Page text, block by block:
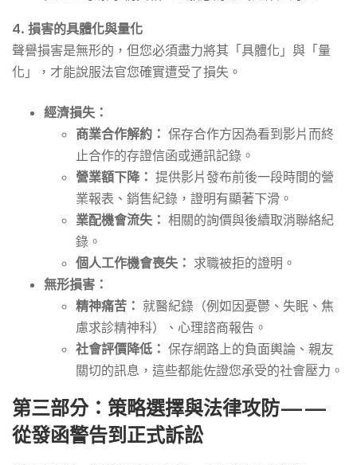
4. 損害的具體化與量化
聲譽損害是無形的，但您必須盡力將其「具體化」與「量
化」，才能說服法官您確實遭受了損失。
經濟損失：
商業合作解約： 保存合作方因為看到影片而終
止合作的存證信函或通訊記錄。
營業額下降： 提供影片發布前後一段時間的營
業報表、銷售紀錄，證明有顯著下滑。
業配機會流失： 相關的詢價與後續取消聯絡紀
錄。
個人工作機會喪失： 求職被拒的證明。
無形損害：
精神痛苦： 就醫紀錄（例如因憂鬱、失眠、焦
慮求診精神科）、心理諮商報告。
社會評價降低： 保存網路上的負面輿論、親友
關切的訊息，這些都能佐證您承受的社會壓力。
第三部分：策略選擇與法律攻防——
從發函警告到正式訴訟